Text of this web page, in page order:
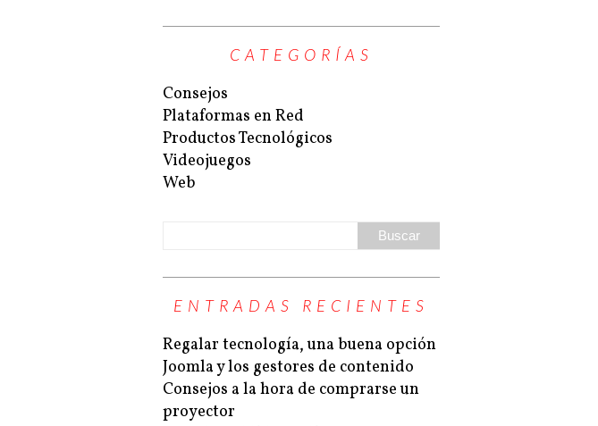
CATEGORÍAS
Consejos
Plataformas en Red
Productos Tecnológicos
Videojuegos
Web
ENTRADAS RECIENTES
Regalar tecnología, una buena opción
Joomla y los gestores de contenido
Consejos a la hora de comprarse un
proyector